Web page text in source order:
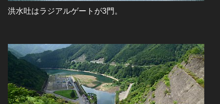
洪水吐はラジアルゲートが3門。